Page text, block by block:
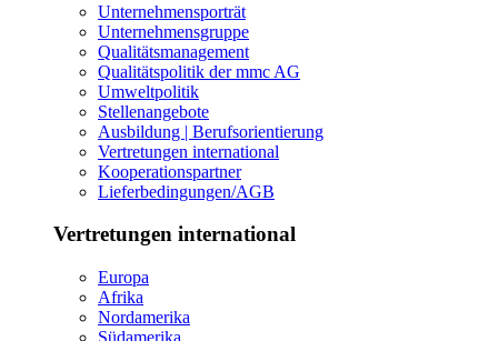
Unternehmensporträt
Unternehmensgruppe
Qualitätsmanagement
Qualitätspolitik der mmc AG
Umweltpolitik
Stellenangebote
Ausbildung | Berufsorientierung
Vertretungen international
Kooperationspartner
Lieferbedingungen/AGB
Vertretungen international
Europa
Afrika
Nordamerika
Südamerika